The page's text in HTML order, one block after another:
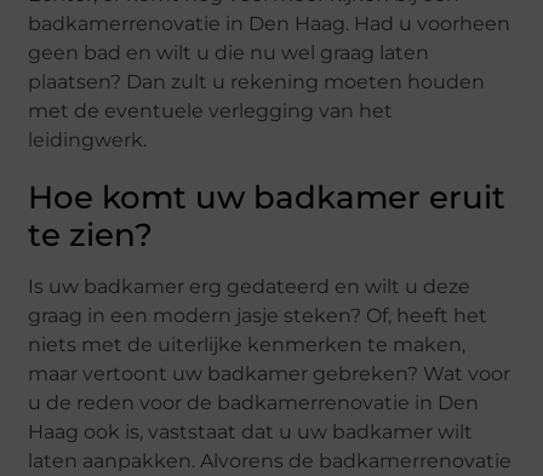
badkamerrenovatie in Den Haag. Had u voorheen
geen bad en wilt u die nu wel graag laten
plaatsen? Dan zult u rekening moeten houden
met de eventuele verlegging van het
leidingwerk.
Hoe komt uw badkamer eruit
te zien?
Is uw badkamer erg gedateerd en wilt u deze
graag in een modern jasje steken? Of, heeft het
niets met de uiterlijke kenmerken te maken,
maar vertoont uw badkamer gebreken? Wat voor
u de reden voor de badkamerrenovatie in Den
Haag ook is, vaststaat dat u uw badkamer wilt
laten aanpakken. Alvorens de badkamerrenovatie